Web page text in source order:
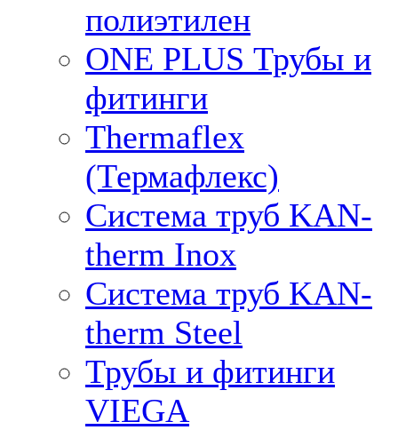
полиэтилен
ONE PLUS Трубы и
фитинги
Thermaflex
(Термафлекс)
Система труб KAN-
therm Inox
Система труб KAN-
therm Steel
Трубы и фитинги
VIEGA